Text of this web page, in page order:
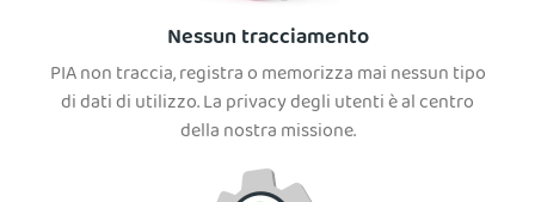
Nessun tracciamento
PIA non traccia, registra o memorizza mai nessun tipo
di dati di utilizzo. La privacy degli utenti è al centro
della nostra missione.